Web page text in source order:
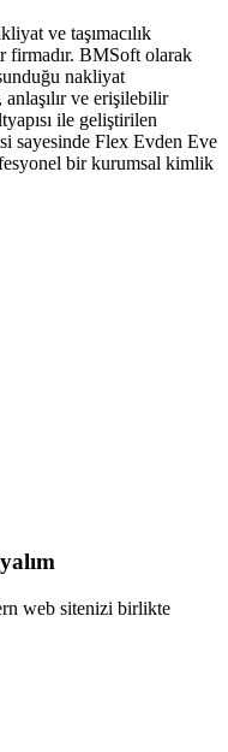
ve taşımacılık
firmadır. BMSoft olarak
nakliyat
ve erişilebilir
ile geliştirilen
sayesinde Flex Evden Eve
bir kurumsal kimlik
web sitenizi birlikte